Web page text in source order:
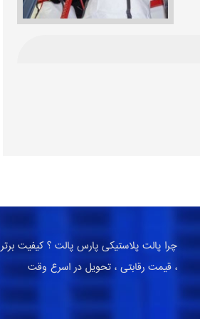
چرا پالت پلاستیکی پارس پالت ؟ کیفیت برتر
، قیمت رقابتی ، تحویل در اسرع وقت